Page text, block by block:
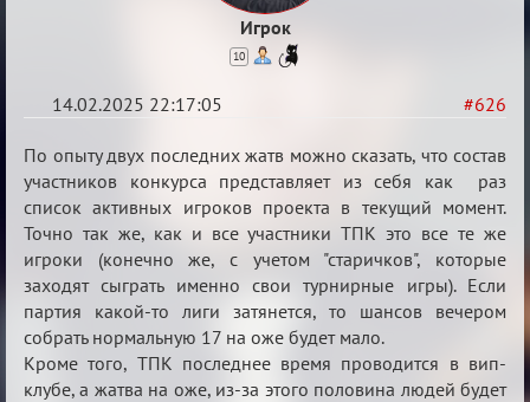
Игрок
10
#626
14.02.2025 22:17:05
Re:
Кровавая
жатва
По опыту двух последних жатв можно сказать, что состав
участников конкурса представляет из себя как раз
список активных игроков проекта в текущий момент.
Точно так же, как и все участники ТПК это все те же
игроки (конечно же, с учетом "старичков", которые
заходят сыграть именно свои турнирные игры). Если
партия какой-то лиги затянется, то шансов вечером
собрать нормальную 17 на оже будет мало.
Кроме того, ТПК последнее время проводится в вип-
клубе, а жатва на оже, из-за этого половина людей будет